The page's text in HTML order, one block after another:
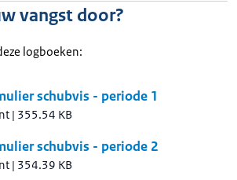
vangst door?
logboeken:
schubvis - periode 1
| 355.54 KB
schubvis - periode 2
| 354.39 KB